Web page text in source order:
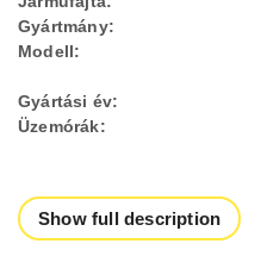
Gyártmány:
Modell:
Gyártási év:
Üzemórák:
Show full description